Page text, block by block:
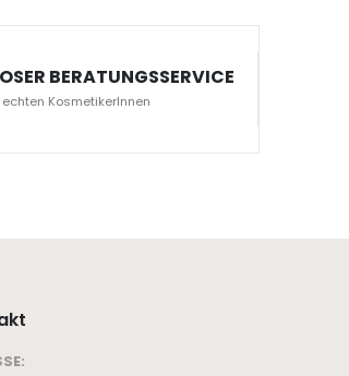
BERATUNGSSERVICE
KosmetikerInnen